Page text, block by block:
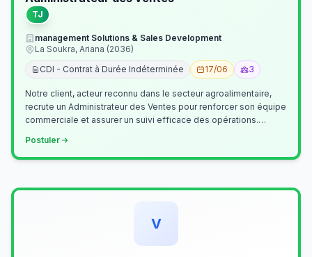
TJ
management Solutions & Sales Development
La Soukra, Ariana (2036)
CDI - Contrat à Durée Indéterminée
17/06 3
Notre client, acteur reconnu dans le secteur agroalimentaire,
recrute un Administrateur des Ventes pour renforcer son équipe
commerciale et assurer un suivi efficace des opérations.
Postuler
V